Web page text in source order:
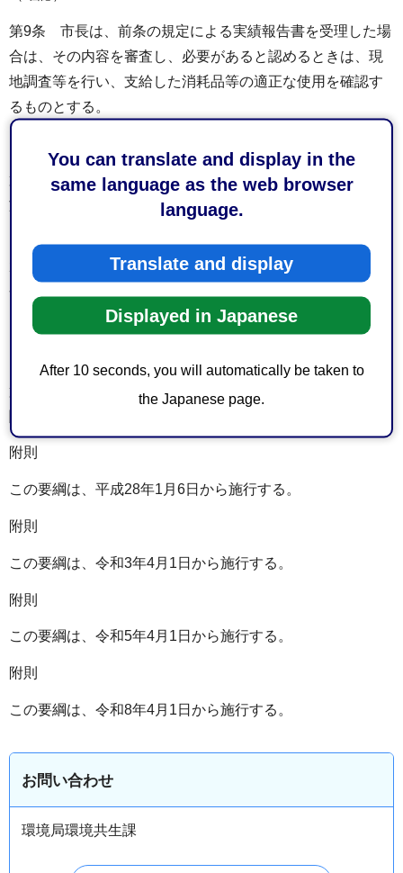
You can translate and display in the
same language as the web browser
language.
Translate and display
Displayed in Japanese
After 10 seconds, you will automatically be taken to
the Japanese page.
第9条 市長は、前条の規定による実績報告書を受理した場
合は、その内容を審査し、必要があると認めるときは、現
地調査等を行い、支給した消耗品等の適正な使用を確認す
るものとする。
第10条 支給を受けた消耗品等は、放任竹林整備事業の実
施の目的のためにのみ用いるものとし、他の目的に供して
2 消耗品等の支給を受けた団体が前項の規定に違反した場
合は、市長は、当該消耗品等の返還を命ずることができ
第11条 この要綱に定めるもののほか、消耗品等の支給に
附則
この要綱は、平成28年1月6日から施行する。
附則
この要綱は、令和3年4月1日から施行する。
附則
この要綱は、令和5年4月1日から施行する。
附則
この要綱は、令和8年4月1日から施行する。
お問い合わせ
環境局環境共生課